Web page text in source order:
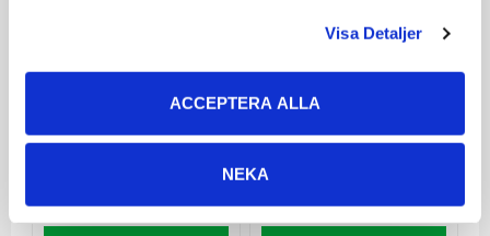
Visa Detaljer
ACCEPTERA ALLA
NEKA
Petosan Breath
Munspray för hund och
Petosan Tandkräm
Katt
Tandkräm till katt